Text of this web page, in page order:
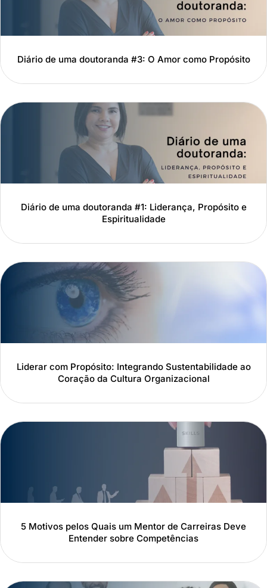
Diário de uma doutoranda #3: O Amor como Propósito
Diário de uma doutoranda #1: Liderança, Propósito e
Espiritualidade
Liderar com Propósito: Integrando Sustentabilidade ao
Coração da Cultura Organizacional
5 Motivos pelos Quais um Mentor de Carreiras Deve
Entender sobre Competências